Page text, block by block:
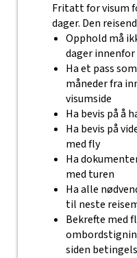
Fritatt for visum
dager. Den
Opphold må
dager innenfor
Ha et pass
måneder fra
visumside
Ha bevis på å
Ha bevis på
med fly
Ha
med turen
Ha alle
til neste
Bekrefte med
siden